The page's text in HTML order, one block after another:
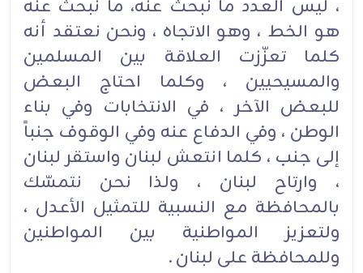
، ليس العدد ما نبحث عنه، ما نبحث عنه
هو الخط ، وهو الاتجاه ، ونحن نعتقد أنه
كلما تعزّزت العلاقة بين المسلمين
والمسيحيين ، وكلما احتاج البعض
للبعض الآخر ، في الانتخابات وفي بناء
الوطن ، وفي الدفاع عنه وفي الوقوف جنباً
إلى جنب ، كلما انتعش لبنان واستقر لبنان
، وارتاح لبنان ، ولذا نحن نتمسّك
بالمحافظة مع النسبية للتمثيل الأعدل ،
ولتعزيز المواطنية بين المواطنين
وللمحافظة على لبنان .‏